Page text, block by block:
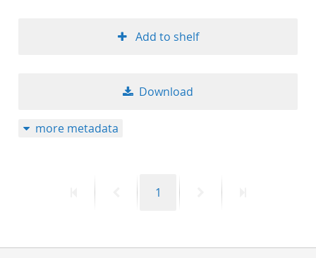
Add to shelf
Download
more metadata
PreviousPage
1